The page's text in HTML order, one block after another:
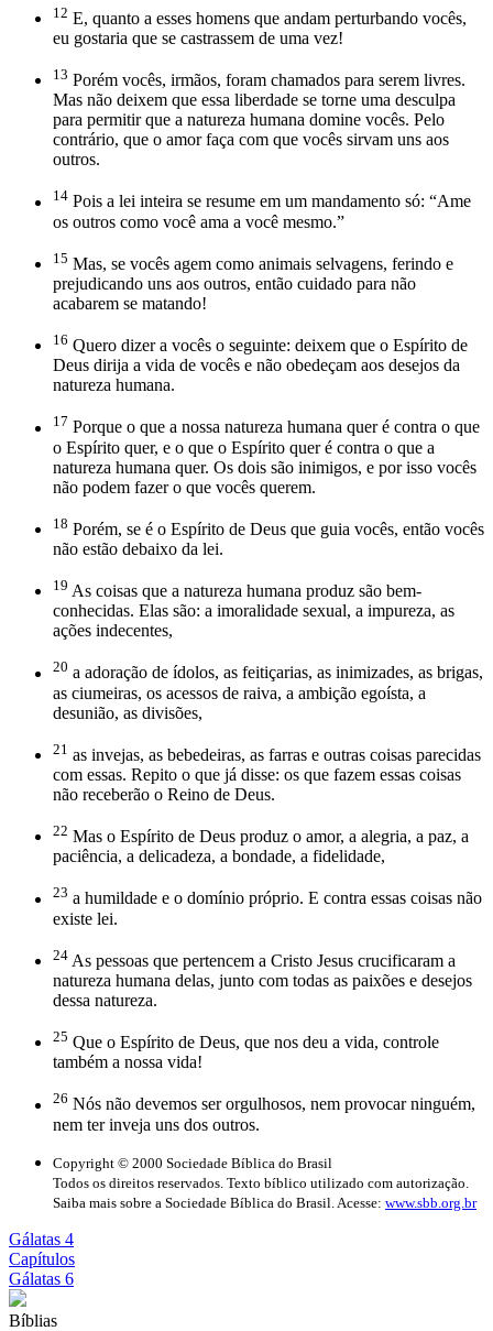
12 E, quanto a esses homens que andam perturbando vocês,
eu gostaria que se castrassem de uma vez!
13 Porém vocês, irmãos, foram chamados para serem livres.
Mas não deixem que essa liberdade se torne uma desculpa
para permitir que a natureza humana domine vocês. Pelo
contrário, que o amor faça com que vocês sirvam uns aos
outros.
14 Pois a lei inteira se resume em um mandamento só: “Ame
os outros como você ama a você mesmo.”
15 Mas, se vocês agem como animais selvagens, ferindo e
prejudicando uns aos outros, então cuidado para não
acabarem se matando!
16 Quero dizer a vocês o seguinte: deixem que o Espírito de
Deus dirija a vida de vocês e não obedeçam aos desejos da
natureza humana.
17 Porque o que a nossa natureza humana quer é contra o que
o Espírito quer, e o que o Espírito quer é contra o que a
natureza humana quer. Os dois são inimigos, e por isso vocês
não podem fazer o que vocês querem.
18 Porém, se é o Espírito de Deus que guia vocês, então vocês
não estão debaixo da lei.
19 As coisas que a natureza humana produz são bem-
conhecidas. Elas são: a imoralidade sexual, a impureza, as
ações indecentes,
20 a adoração de ídolos, as feitiçarias, as inimizades, as brigas,
as ciumeiras, os acessos de raiva, a ambição egoísta, a
desunião, as divisões,
21 as invejas, as bebedeiras, as farras e outras coisas parecidas
com essas. Repito o que já disse: os que fazem essas coisas
não receberão o Reino de Deus.
22 Mas o Espírito de Deus produz o amor, a alegria, a paz, a
paciência, a delicadeza, a bondade, a fidelidade,
23 a humildade e o domínio próprio. E contra essas coisas não
existe lei.
24 As pessoas que pertencem a Cristo Jesus crucificaram a
natureza humana delas, junto com todas as paixões e desejos
dessa natureza.
25 Que o Espírito de Deus, que nos deu a vida, controle
também a nossa vida!
26 Nós não devemos ser orgulhosos, nem provocar ninguém,
nem ter inveja uns dos outros.
Copyright © 2000 Sociedade Bíblica do Brasil
Todos os direitos reservados. Texto bíblico utilizado com autorização.
Saiba mais sobre a Sociedade Bíblica do Brasil. Acesse: www.sbb.org.br
Gálatas 4
Capítulos
Gálatas 6
Bíblias